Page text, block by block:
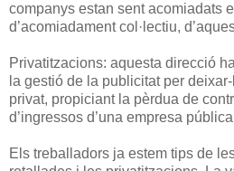
companys estan sent acomiadats
d’acomiadament col·lectiu,
Privatitzacions: aquesta direcció
la gestió de la publicitat per
privat, propiciant la pèrdua de
d’ingressos d’una empresa
Els treballadors ja estem tips de